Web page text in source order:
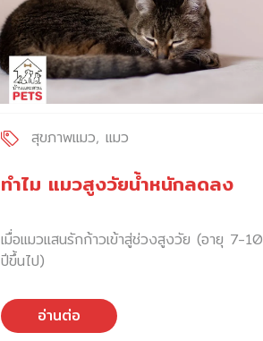
สุขภาพแมว แมว
ทำไม แมวสูงวัยน้ำหนักลดลง
เมื่อแมวแสนรักก้าวเข้าสู่ช่วงสูงวัย (อายุ 7-10
ปีขึ้นไป)
อ่านต่อ